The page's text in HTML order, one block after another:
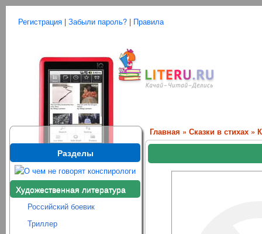
Регистрация | Забыли пароль? | Правила
Разделы
Художественная литература
Российский боевик
Триллер
Главная » Сказки в стихах »